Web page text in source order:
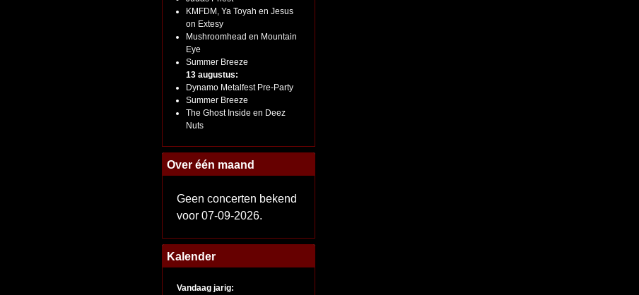
KMFDM, Ya Toyah en Jesus
on Extesy
Mushroomhead en Mountain
Eye
Summer Breeze
13 augustus:
Dynamo Metalfest Pre-Party
Summer Breeze
The Ghost Inside en Deez
Nuts
Over één maand
Geen concerten bekend
voor 07-09-2026.
Kalender
Vandaag jarig: